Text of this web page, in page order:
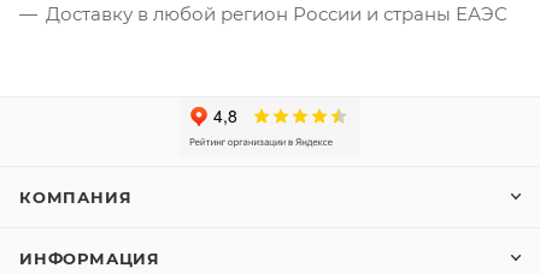
Доставку в любой регион России и страны ЕАЭС
КОМПАНИЯ
ИНФОРМАЦИЯ